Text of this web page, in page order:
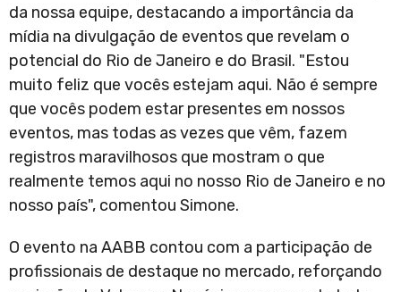
da nossa equipe, destacando a importância da
mídia na divulgação de eventos que revelam o
potencial do Rio de Janeiro e do Brasil. "Estou
muito feliz que vocês estejam aqui. Não é sempre
que vocês podem estar presentes em nossos
eventos, mas todas as vezes que vêm, fazem
registros maravilhosos que mostram o que
realmente temos aqui no nosso Rio de Janeiro e no
nosso país", comentou Simone.
O evento na AABB contou com a participação de
profissionais de destaque no mercado, reforçando